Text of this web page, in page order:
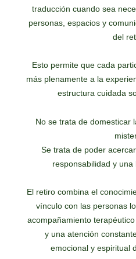
traducción cuando sea
personas, espacios y
del
Esto permite que cada
más plenamente a la
estructura cuidada
No se trata de domesticar
Se trata de poder
responsabilidad y una
El retiro combina el
vínculo con las personas
acompañamiento
y una atención
emocional y espiritual